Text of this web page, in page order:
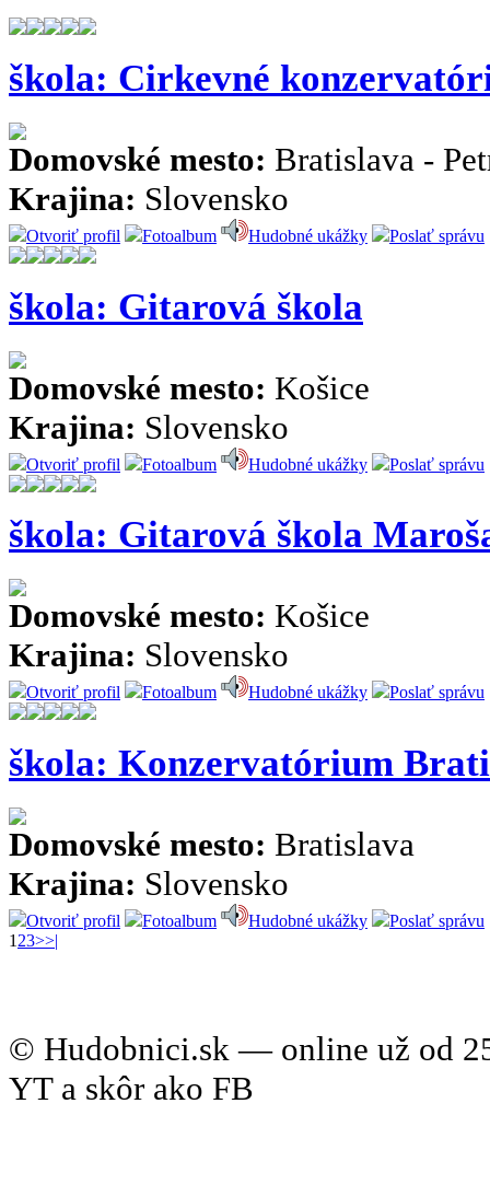
škola: Cirkevné
Domovské mesto: Bratislava -
Krajina: Slovensko
Otvoriť profil Fotoalbum Hudobné ukážky Poslať správu
škola: Gitarová škola
Domovské mesto: Košice
Krajina: Slovensko
Otvoriť profil Fotoalbum Hudobné ukážky Poslať správu
škola: Gitarová škola
Domovské mesto: Košice
Krajina: Slovensko
Otvoriť profil Fotoalbum Hudobné ukážky Poslať správu
škola: Konzervatórium
Domovské mesto: Bratislava
Krajina: Slovensko
Otvoriť profil Fotoalbum Hudobné ukážky
Poslať správu
1 23>>|
© Hudobnici.sk — online už od
YT a skôr ako FB